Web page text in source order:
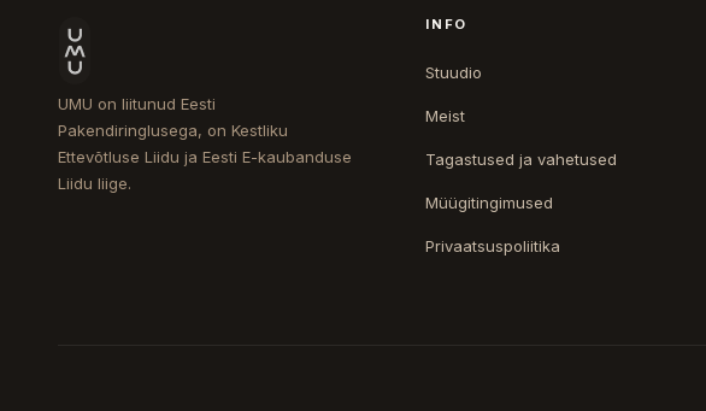
UMU on liitunud Eesti
Pakendiringlusega, on Kestliku
Ettevõtluse Liidu ja Eesti E-kaubanduse
Liidu liige.
INFO
Stuudio
Meist
Tagastused ja vahetused
Müügitingimused
Privaatsuspoliitika